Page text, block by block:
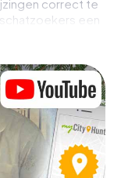
correct te
een
tussenstop
familieleden
door Motherwell.
een
en de juiste